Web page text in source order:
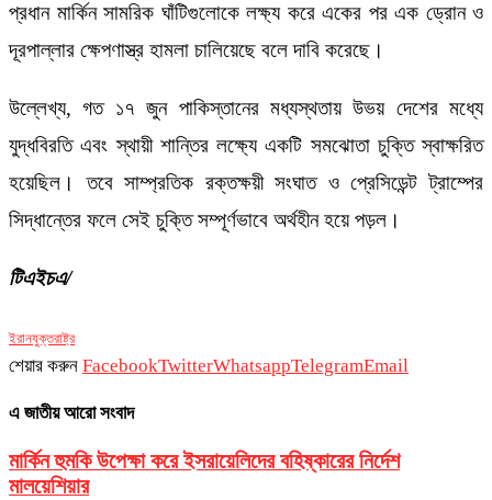
প্রধান মার্কিন সামরিক ঘাঁটিগুলোকে লক্ষ্য করে একের পর এক ড্রোন ও
দূরপাল্লার ক্ষেপণাস্ত্র হামলা চালিয়েছে বলে দাবি করেছে।
উল্লেখ্য, গত ১৭ জুন পাকিস্তানের মধ্যস্থতায় উভয় দেশের মধ্যে
যুদ্ধবিরতি এবং স্থায়ী শান্তির লক্ষ্যে একটি সমঝোতা চুক্তি স্বাক্ষরিত
হয়েছিল। তবে সাম্প্রতিক রক্তক্ষয়ী সংঘাত ও প্রেসিডেন্ট ট্রাম্পের
সিদ্ধান্তের ফলে সেই চুক্তি সম্পূর্ণভাবে অর্থহীন হয়ে পড়ল।
টিএইচএ/
ইরানযুক্তরাষ্ট্র
শেয়ার করুন FacebookTwitterWhatsappTelegramEmail
এ জাতীয় আরো সংবাদ
মার্কিন হুমকি উপেক্ষা করে ইসরায়েলিদের বহিষ্কারের নির্দেশ
মালয়েশিয়ার